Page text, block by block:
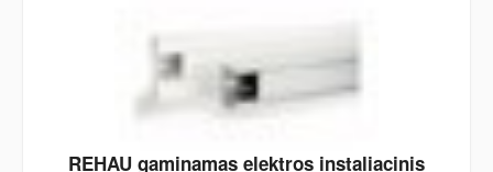
REHAU gaminamas elektros instaliacinis